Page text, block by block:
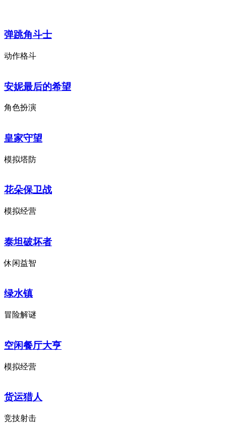
弹跳角斗士
动作格斗
安妮最后的希望
角色扮演
皇家守望
模拟塔防
花朵保卫战
模拟经营
泰坦破坏者
休闲益智
绿水镇
冒险解谜
空闲餐厅大亨
模拟经营
货运猎人
竞技射击